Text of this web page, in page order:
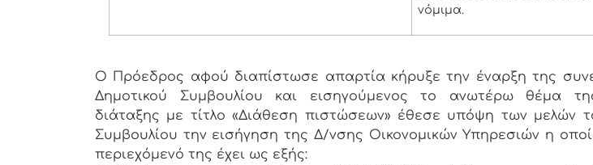
νόμιμα.
Ο Πρόεδρος αφού διαπίστωσε απαρτία κήρυξε την έναρξη της
Δημοτικού Συμβουλίου και εισηγούμενος το ανωτέρω θέμα
διάταξης με τίτλο «Διάθεση πιστώσεων» έθεσε υπόψη των μελών
Συμβουλίου την εισήγηση της Δ/νσης Οικονομικών Υπηρεσιών η
περιεχόμενό της έχει ως εξής: